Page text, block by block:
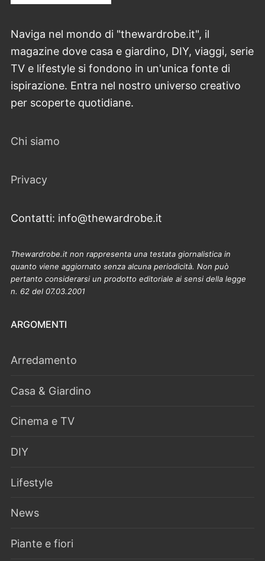
Naviga nel mondo di "thewardrobe.it", il
magazine dove casa e giardino, DIY, viaggi, serie
TV e lifestyle si fondono in un'unica fonte di
ispirazione. Entra nel nostro universo creativo
per scoperte quotidiane.
Chi siamo
Privacy
Contatti: info@thewardrobe.it
Thewardrobe.it non rappresenta una testata giornalistica in
quanto viene aggiornato senza alcuna periodicità. Non può
pertanto considerarsi un prodotto editoriale ai sensi della legge
n. 62 del 07.03.2001
ARGOMENTI
Arredamento
Casa & Giardino
Cinema e TV
DIY
Lifestyle
News
Piante e fiori